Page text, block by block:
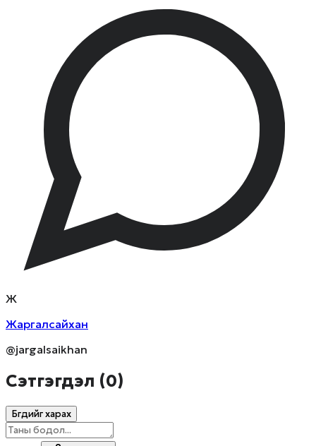
Ж
Жаргалсайхан
@jargalsaikhan
Сэтгэгдэл (0)
Бүгдийг харах